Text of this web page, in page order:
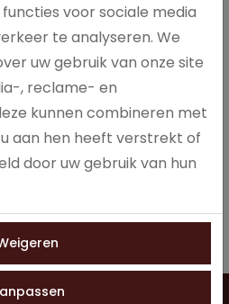
blijft lang staan en ook nog
blend samengesteld die bestaat
en 10% van de allerbeste
filterkoffie.
voor sociale media
te analyseren. We
uw gebruik van onze site
, reclame- en
kunnen combineren met
aan hen heeft verstrekt of
door uw gebruik van hun